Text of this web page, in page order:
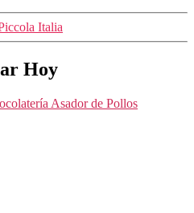
Italia
Hoy
Asador de Pollos